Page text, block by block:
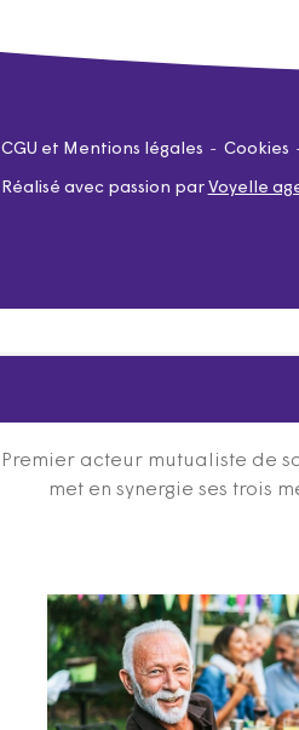
CGU et Mentions légales Cookies
Réalisé avec passion par Voyelle
Premier acteur mutualiste de
met en synergie ses trois